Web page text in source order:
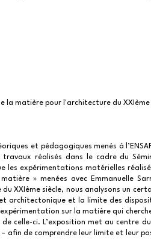
la matière pour l'architecture du XXIème
et pédagogiques menés à
réalisés dans le cadre du
les expérimentations matérielles
» menées avec Emmanuelle
XXIème siècle, nous analysons un
architectonique et la limite des
sur la matière qui
celle-ci. L’exposition met au centre
afin de comprendre leur limite et leur